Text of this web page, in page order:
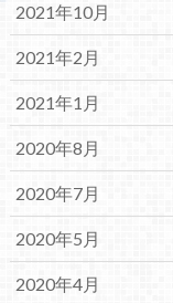
2021年10月
2021年2月
2021年1月
2020年8月
2020年7月
2020年5月
2020年4月